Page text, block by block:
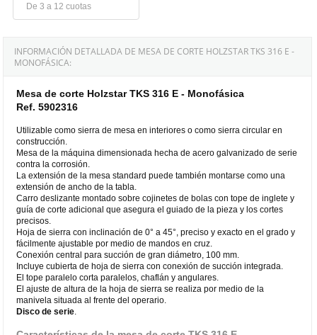
De 3 a 12 cuotas
INFORMACIÓN DETALLADA DE MESA DE CORTE HOLZSTAR TKS 316 E -
MONOFÁSICA:
Mesa de corte Holzstar TKS 316 E - Monofásica
Ref. 5902316
Utilizable como sierra de mesa en interiores o como sierra circular en
construcción.
Mesa de la máquina dimensionada hecha de acero galvanizado de serie
contra la corrosión.
La extensión de la mesa standard puede también montarse como una
extensión de ancho de la tabla.
Carro deslizante montado sobre cojinetes de bolas con tope de inglete y
guía de corte adicional que asegura el guiado de la pieza y los cortes
precisos.
Hoja de sierra con inclinación de 0° a 45°, preciso y exacto en el grado y
fácilmente ajustable por medio de mandos en cruz.
Conexión central para succión de gran diámetro, 100 mm.
Incluye cubierta de hoja de sierra con conexión de succión integrada.
El tope paralelo corta paralelos, chaflán y angulares.
El ajuste de altura de la hoja de sierra se realiza por medio de la
manivela situada al frente del operario.
Disco de serie